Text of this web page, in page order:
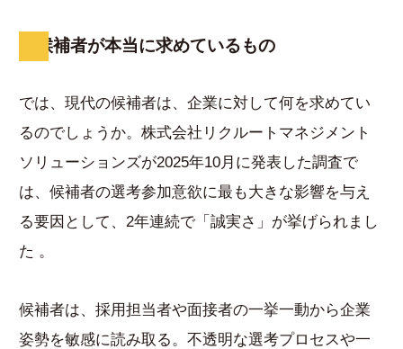
候補者が本当に求めているもの
では、現代の候補者は、企業に対して何を求めてい
るのでしょうか。株式会社リクルートマネジメント
ソリューションズが2025年10月に発表した調査で
は、候補者の選考参加意欲に最も大きな影響を与え
る要因として、2年連続で「誠実さ」が挙げられまし
た 。
候補者は、採用担当者や面接者の一挙一動から企業
姿勢を敏感に読み取る。不透明な選考プロセスや一